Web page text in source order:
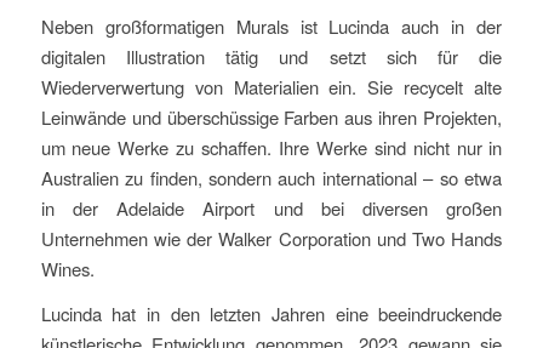
Neben großformatigen Murals ist Lucinda auch in der
digitalen Illustration tätig und setzt sich für die
Wiederverwertung von Materialien ein. Sie recycelt alte
Leinwände und überschüssige Farben aus ihren Projekten,
um neue Werke zu schaffen. Ihre Werke sind nicht nur in
Australien zu finden, sondern auch international – so etwa
in der Adelaide Airport und bei diversen großen
Unternehmen wie der Walker Corporation und Two Hands
Wines.
Lucinda hat in den letzten Jahren eine beeindruckende